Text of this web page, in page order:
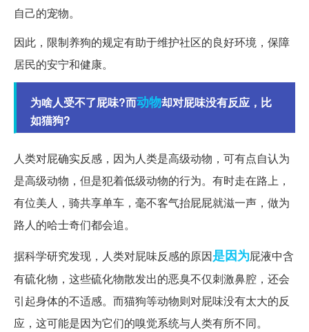
自己的宠物。
因此，限制养狗的规定有助于维护社区的良好环境，保障
居民的安宁和健康。
为啥人受不了屁味?而动物却对屁味没有反应，比
如猫狗?
人类对屁确实反感，因为人类是高级动物，可有点自认为
是高级动物，但是犯着低级动物的行为。有时走在路上，
有位美人，骑共享单车，毫不客气抬屁屁就滋一声，做为
路人的哈士奇们都会追。
据科学研究发现，人类对屁味反感的原因是因为屁液中含
有硫化物，这些硫化物散发出的恶臭不仅刺激鼻腔，还会
引起身体的不适感。而猫狗等动物则对屁味没有太大的反
应，这可能是因为它们的嗅觉系统与人类有所不同。